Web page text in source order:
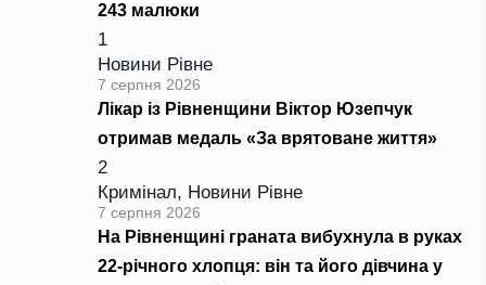
243 малюки
1
Новини Рівне
7 серпня 2026
Лікар із Рівненщини Віктор Юзепчук
отримав медаль «За врятоване життя»
2
Кримінал, Новини Рівне
7 серпня 2026
На Рівненщині граната вибухнула в руках
22-річного хлопця: він та його дівчина у